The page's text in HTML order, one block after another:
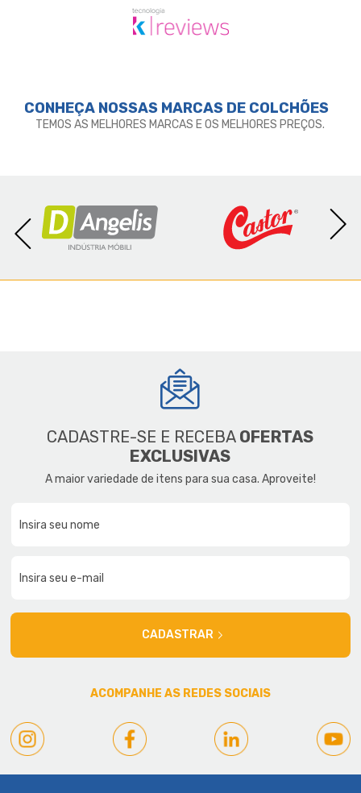
- Revestimento: Sintético;
- Garantia: 3 meses;
CONHEÇA NOSSAS MARCAS DE COLCHÕES
TEMOS AS MELHORES MARCAS E OS MELHORES PREÇOS.
CADASTRE-SE E RECEBA OFERTAS
EXCLUSIVAS
A maior variedade de itens para sua casa. Aproveite!
CADASTRAR
ACOMPANHE AS REDES SOCIAIS